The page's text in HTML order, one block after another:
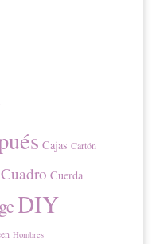
Cajas Cartón
Cuadro Cuerda
DIY
Hombres